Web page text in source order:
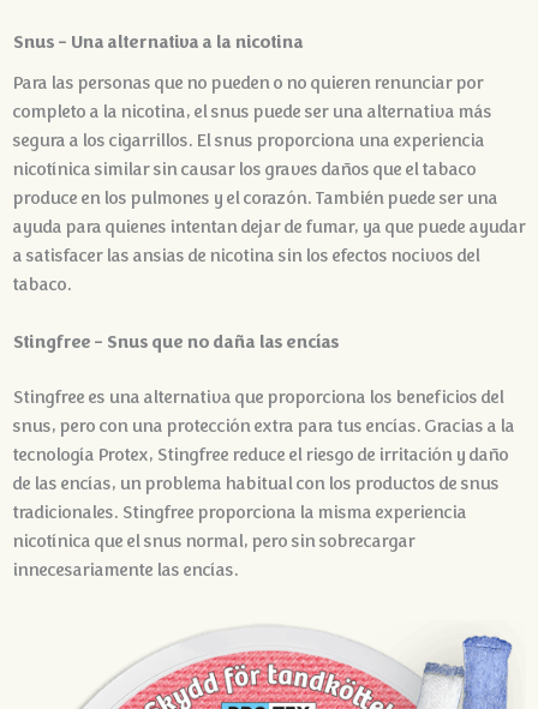
Snus - Una alternativa a la nicotina
Para las personas que no pueden o no quieren renunciar por
completo a la nicotina, el snus puede ser una alternativa más
segura a los cigarrillos. El snus proporciona una experiencia
nicotínica similar sin causar los graves daños que el tabaco
produce en los pulmones y el corazón. También puede ser una
ayuda para quienes intentan dejar de fumar, ya que puede ayudar
a satisfacer las ansias de nicotina sin los efectos nocivos del
tabaco.
Stingfree - Snus que no daña las encías
Stingfree es una alternativa que proporciona los beneficios del
snus, pero con una protección extra para tus encías. Gracias a la
tecnología Protex, Stingfree reduce el riesgo de irritación y daño
de las encías, un problema habitual con los productos de snus
tradicionales. Stingfree proporciona la misma experiencia
nicotínica que el snus normal, pero sin sobrecargar
innecesariamente las encías.